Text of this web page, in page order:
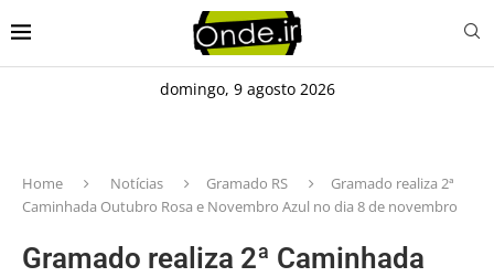
domingo, 9 agosto 2026
Home Notícias Gramado RS
Gramado realiza 2ª
Caminhada Outubro Rosa e Novembro Azul no dia 8 de novembro
Gramado realiza 2ª Caminhada